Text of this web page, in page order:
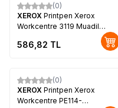
(0)
XEROX Printpen Xerox
Workcentre 3119 Muadil
586,82 TL
(0)
XEROX Printpen Xerox
Workcentre PE114-